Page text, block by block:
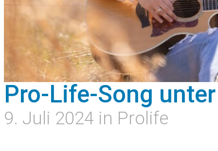
Pro-Life-Song
9. Juli 2024 in Prolife